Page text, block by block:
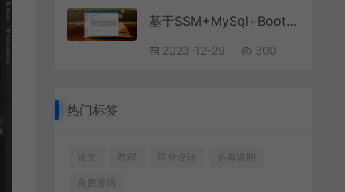
基于SSM+MySql+Bootstrap+JSP的图书馆管理系统(附论文)
2023-12-29 300
热门标签
论文 教程 毕业设计 必看说明
免费源码